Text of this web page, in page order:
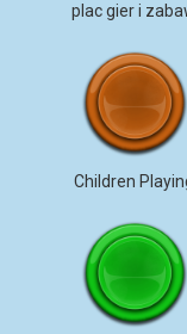
plac gier i
Children